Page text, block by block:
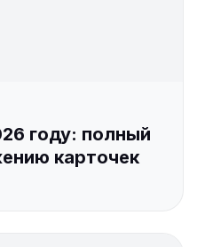
году: полный
карточек